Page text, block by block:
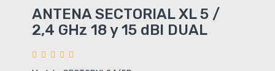
ANTENA SECTORIAL XL 5 /
2,4 GHz 18 y 15 dBI DUAL